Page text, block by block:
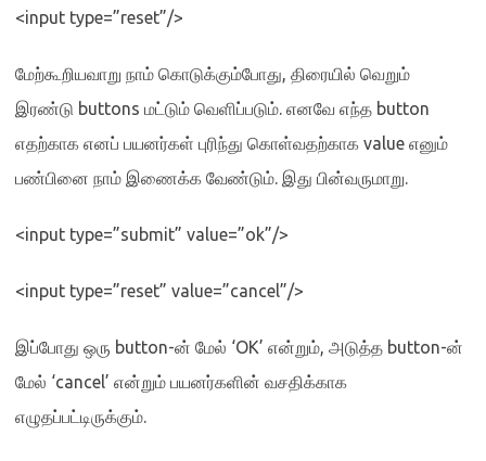
<input type=”reset”/>
மேற்கூறியவாறு நாம் கொடுக்கும்போது, திரையில் வெறும்
இரண்டு buttons மட்டும் வெளிப்படும். எனவே எந்த button
எதற்காக எனப் பயனர்கள் புரிந்து கொள்வதற்காக value எனும்
பண்பினை நாம் இணைக்க வேண்டும். இது பின்வருமாறு.
<input type=”submit” value=”ok”/>
<input type=”reset” value=”cancel”/>
இப்போது ஒரு button-ன் மேல் ‘OK’ என்றும், அடுத்த button-ன்
மேல் ‘cancel’ என்றும் பயனர்களின் வசதிக்காக
எழுதப்பட்டிருக்கும்.